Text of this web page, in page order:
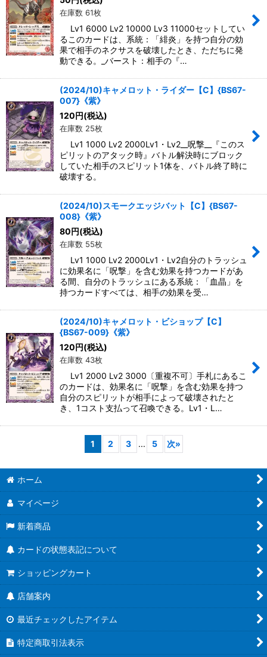
在庫数 61枚
Lv1 6000 Lv2 10000 Lv3 11000セットしてい
るこのカードは、系統：「緋炎」を持つ自分の効
果で相手のネクサスを破壊したとき、ただちに発
動できる。_バースト：相手の『…
(2024/10)キャメロット・ライダー【C】{BS67-
007}《紫》
120円(税込)
在庫数 25枚
Lv1 1000 Lv2 2000Lv1・Lv2__呪撃__『このス
ピリットのアタック時』バトル解決時にブロック
していた相手のスピリット1体を、バトル終了時に
破壊する。
(2024/10)スモークエッジバット【C】{BS67-
008}《紫》
80円(税込)
在庫数 55枚
Lv1 1000 Lv2 2000Lv1・Lv2自分のトラッシュ
に効果名に「呪撃」を含む効果を持つカードがあ
る間、自分のトラッシュにある系統：「血晶」を
持つカードすべては、相手の効果を受…
(2024/10)キャメロット・ビショップ【C】
{BS67-009}《紫》
120円(税込)
在庫数 43枚
Lv1 2000 Lv2 3000〔重複不可〕手札にあるこ
のカードは、効果名に「呪撃」を含む効果を持つ
自分のスピリットが相手によって破壊されたと
き、1コスト支払って召喚できる。Lv1・L…
1 2 3 ... 5 次»
ホーム
マイページ
新着商品
カードの状態表記について
ショッピングカート
店舗案内
最近チェックしたアイテム
特定商取引法表示